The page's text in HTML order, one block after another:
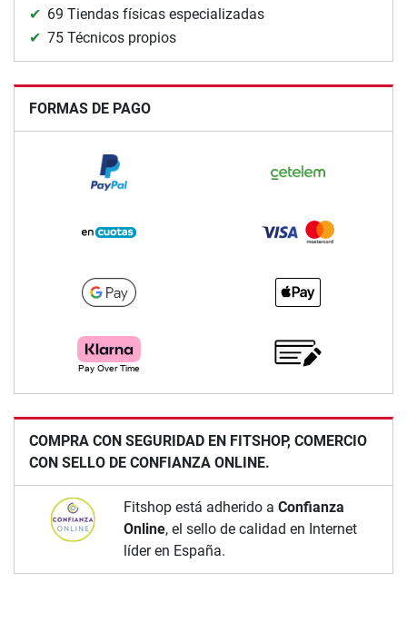
69 Tiendas físicas especializadas
75 Técnicos propios
FORMAS DE PAGO
COMPRA CON SEGURIDAD EN FITSHOP, COMERCIO
CON SELLO DE CONFIANZA ONLINE.
Fitshop está adherido a Confianza
Online, el sello de calidad en Internet
líder en España.